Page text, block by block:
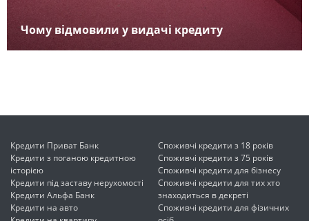
Чому відмовили у видачі кредиту
Кредити Приват Банк
Кредити з поганою кредитною
історією
Кредити під заставу нерухомості
Кредити Альфа Банк
Кредити на авто
Споживчі кредити з 18 років
Споживчі кредити з 75 років
Споживчі кредити для бізнесу
Споживчі кредити для тих хто
знаходиться в декреті
Споживчі кредити для фізичних